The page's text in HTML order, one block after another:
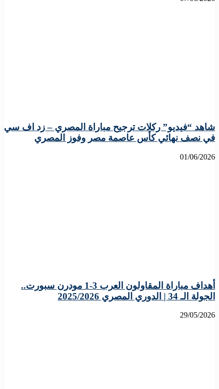
شاهد “فيديو” ركلات ترجيح مباراة المصري – زد اف سي
في نصف نهائي كأس عاصمة مصر وفوز المصري
01/06/2026
أهداف مباراة المقاولون العرب 3-1 مودرن سبورت..
الجولة الـ 34 | الدوري المصري 2025/2026
29/05/2026